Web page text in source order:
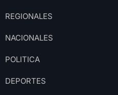
REGIONALES
NACIONALES
POLITICA
DEPORTES